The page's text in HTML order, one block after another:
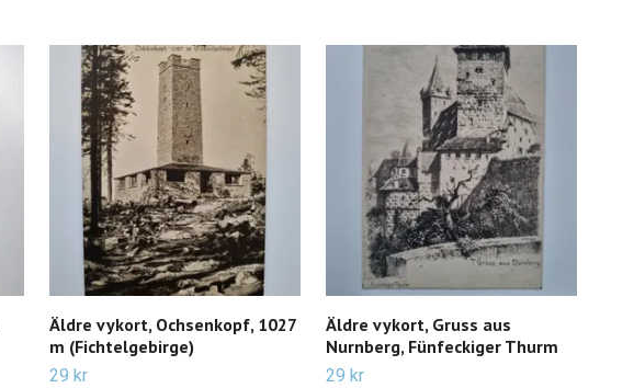
Äldre vykort, Ochsenkopf, 1027
m (Fichtelgebirge)
29 kr
Äldre vykort, Gruss aus
Nurnberg, Fünfeckiger Thurm
29 kr